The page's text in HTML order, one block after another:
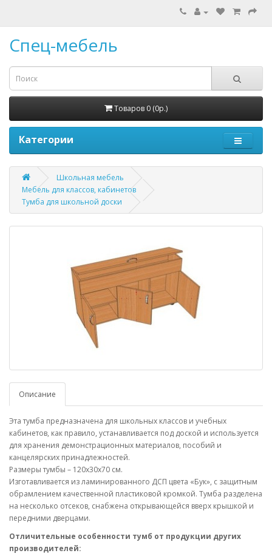
Спец-мебель
Товаров 0 (0р.)
Категории
Школьная мебель
Мебель для классов, кабинетов
Тумба для школьной доски
Описание
Эта тумба предназначена для школьных классов и учебных
кабинетов, как правило, устанавливается под доской и используется
для хранения демонстрационных материалов, пособий и
канцелярских принадлежностей.
Размеры тумбы – 120х30х70 см.
Изготавливается из ламинированного ДСП цвета «Бук», с защитным
обрамлением качественной пластиковой кромкой. Тумба разделена
на несколько отсеков, снабжена открывающейся вверх крышкой и
передними дверцами.
Отличительные особенности тумб от продукции других
производителей: